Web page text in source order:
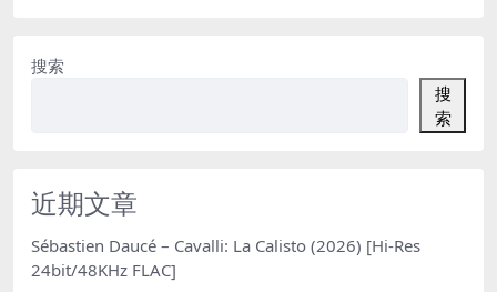
搜索
搜
索
近期文章
Sébastien Daucé – Cavalli: La Calisto (2026) [Hi-Res
24bit/48KHz FLAC]